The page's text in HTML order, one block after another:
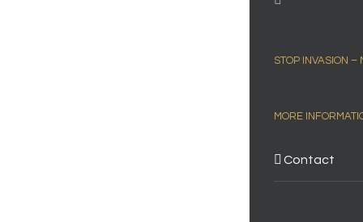
STOP INVASION –
MORE
Contact